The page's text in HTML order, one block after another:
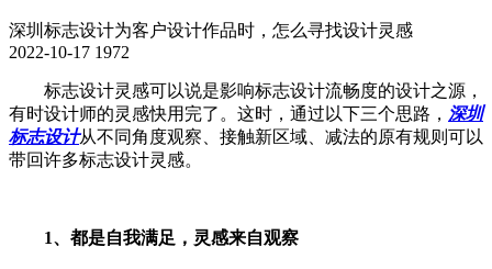
深圳标志设计为客户设计作品时，怎么寻找设计灵感
2022-10-17 1972
标志设计灵感可以说是影响标志设计流畅度的设计之源，
有时设计师的灵感快用完了。这时，通过以下三个思路， 深圳
标志设计从不同角度观察、接触新区域、减法的原有规则可以
带回许多标志设计灵感。
1、都是自我满足，灵感来自观察